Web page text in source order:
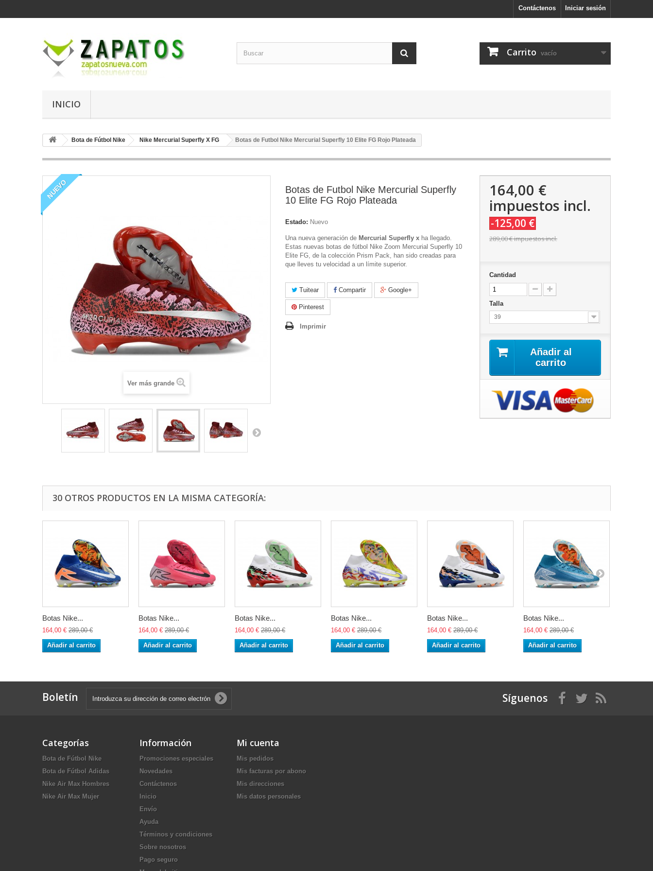
Iniciar sesión
Contáctenos
Carrito vacío
INICIO
Bota de Fútbol Nike Nike Mercurial Superfly X FG Botas de Futbol Nike Mercurial Superfly 10 Elite FG Rojo Plateada
NUEVO
Ver más grande
Botas de Futbol Nike Mercurial Superfly
10 Elite FG Rojo Plateada
Estado: Nuevo
Una nueva generación de Mercurial Superfly x ha llegado.
Estas nuevas botas de fútbol Nike Zoom Mercurial Superfly 10
Elite FG, de la colección Prism Pack, han sido creadas para
que lleves tu velocidad a un límite superior.
Tuitear Compartir Google+
Pinterest
Imprimir
164,00 €
impuestos incl.
-125,00 €
289,00 €impuestos incl.
Cantidad
Talla
39
Añadir al
carrito
30 OTROS PRODUCTOS EN LA MISMA CATEGORÍA:
Botas Nike...
164,00 € 289,00 €
Añadir al carrito
Botas Nike...
164,00 € 289,00 €
Añadir al carrito
Botas Nike...
164,00 € 289,00 €
Añadir al carrito
Botas Nike...
164,00 € 289,00 €
Añadir al carrito
Botas Nike...
164,00 € 289,00 €
Añadir al carrito
Botas Nike...
164,00 € 289,00 €
Añadir al carrito
Boletín Síguenos
Categorías
Bota de Fútbol Nike
Bota de Fútbol Adidas
Nike Air Max Hombres
Nike Air Max Mujer
Información
Promociones especiales
Novedades
Contáctenos
Inicio
Envío
Ayuda
Términos y condiciones
Sobre nosotros
Pago seguro
Mi cuenta
Mis pedidos
Mis facturas por abono
Mis direcciones
Mis datos personales